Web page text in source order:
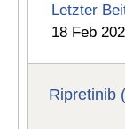
Letzter
18 Feb
Ripretinib